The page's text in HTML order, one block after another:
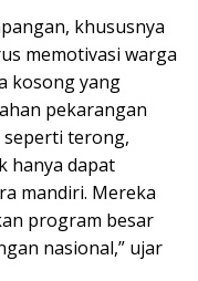
khususnya
memotivasi warga
kosong yang
pekarangan
terong,
hanya dapat
mandiri. Mereka
program besar
nasional,” ujar